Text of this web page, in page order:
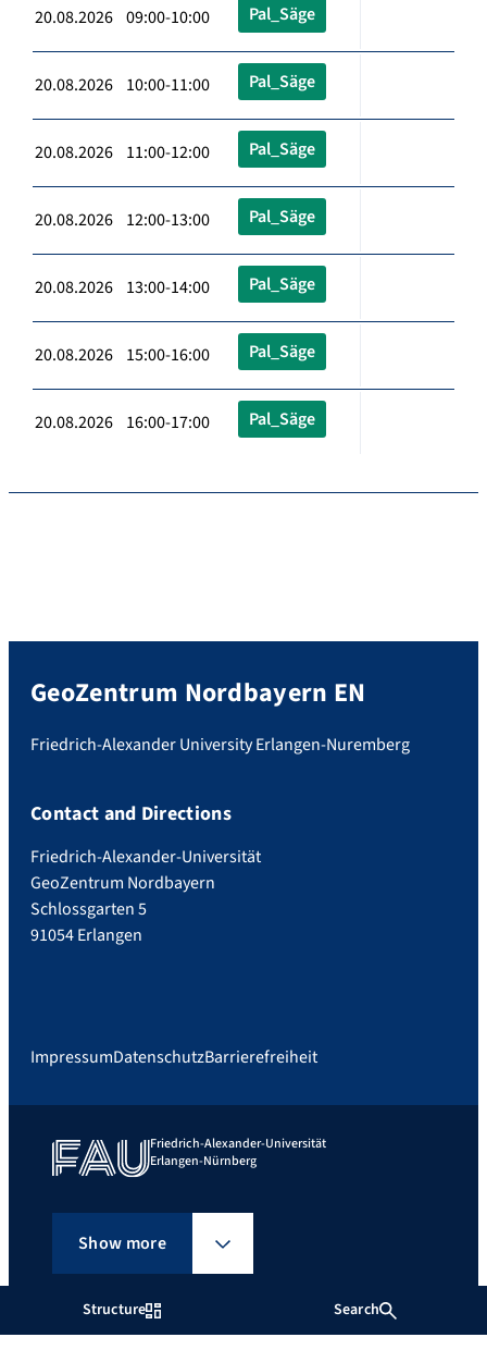
Structure Search
20.08.2026 09:00-10:00 Pal_Säge
20.08.2026 10:00-11:00 Pal_Säge
20.08.2026 11:00-12:00 Pal_Säge
20.08.2026 12:00-13:00 Pal_Säge
20.08.2026 13:00-14:00 Pal_Säge
20.08.2026 15:00-16:00 Pal_Säge
20.08.2026 16:00-17:00 Pal_Säge
GeoZentrum Nordbayern EN
Friedrich-Alexander University Erlangen-Nuremberg
Contact and Directions
Friedrich-Alexander-Universität
GeoZentrum Nordbayern
Schlossgarten 5
91054 Erlangen
ImpressumDatenschutzBarrierefreiheit
Friedrich-Alexander-Universität
Erlangen-Nürnberg
Show more